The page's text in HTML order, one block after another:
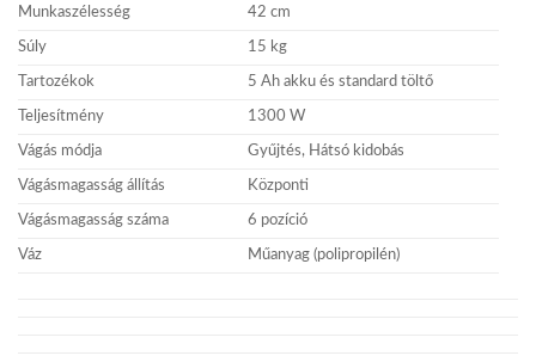
Munkaszélesség 42 cm
Súly 15 kg
Tartozékok 5 Ah akku és standard töltő
Teljesítmény 1300 W
Vágás módja Gyűjtés, Hátsó kidobás
Vágásmagasság állítás Központi
Vágásmagasság száma 6 pozíció
Váz Műanyag (polipropilén)